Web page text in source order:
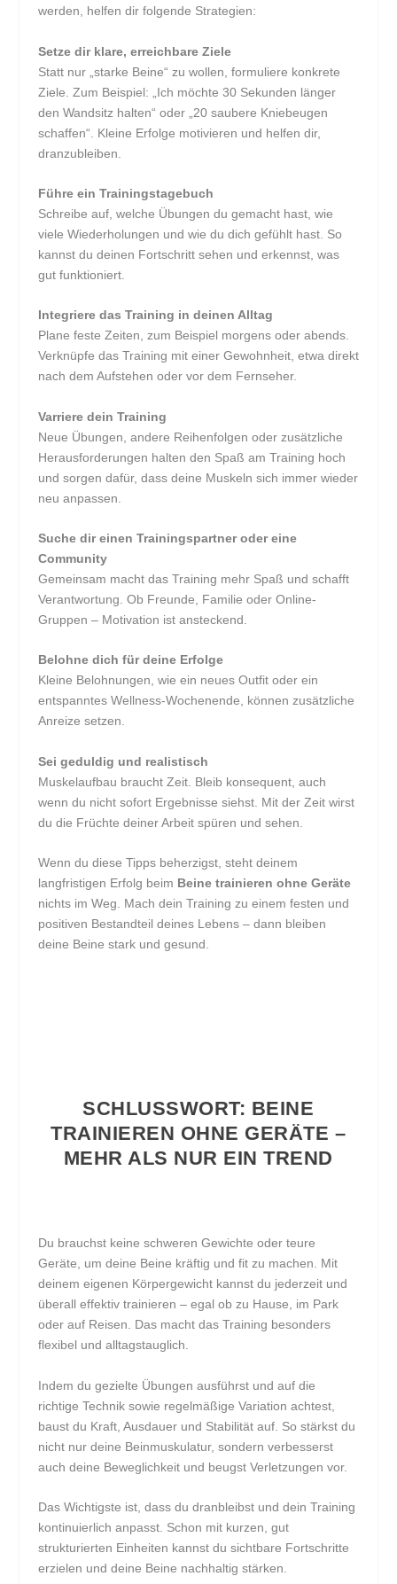
werden, helfen dir folgende Strategien:
Setze dir klare, erreichbare Ziele
Statt nur „starke Beine“ zu wollen, formuliere konkrete
Ziele. Zum Beispiel: „Ich möchte 30 Sekunden länger
den Wandsitz halten“ oder „20 saubere Kniebeugen
schaffen“. Kleine Erfolge motivieren und helfen dir,
dranzubleiben.
Führe ein Trainingstagebuch
Schreibe auf, welche Übungen du gemacht hast, wie
viele Wiederholungen und wie du dich gefühlt hast. So
kannst du deinen Fortschritt sehen und erkennst, was
gut funktioniert.
Integriere das Training in deinen Alltag
Plane feste Zeiten, zum Beispiel morgens oder abends.
Verknüpfe das Training mit einer Gewohnheit, etwa direkt
nach dem Aufstehen oder vor dem Fernseher.
Varriere dein Training
Neue Übungen, andere Reihenfolgen oder zusätzliche
Herausforderungen halten den Spaß am Training hoch
und sorgen dafür, dass deine Muskeln sich immer wieder
neu anpassen.
Suche dir einen Trainingspartner oder eine
Community
Gemeinsam macht das Training mehr Spaß und schafft
Verantwortung. Ob Freunde, Familie oder Online-
Gruppen – Motivation ist ansteckend.
Belohne dich für deine Erfolge
Kleine Belohnungen, wie ein neues Outfit oder ein
entspanntes Wellness-Wochenende, können zusätzliche
Anreize setzen.
Sei geduldig und realistisch
Muskelaufbau braucht Zeit. Bleib konsequent, auch
wenn du nicht sofort Ergebnisse siehst. Mit der Zeit wirst
du die Früchte deiner Arbeit spüren und sehen.
Wenn du diese Tipps beherzigst, steht deinem
langfristigen Erfolg beim Beine trainieren ohne Geräte
nichts im Weg. Mach dein Training zu einem festen und
positiven Bestandteil deines Lebens – dann bleiben
deine Beine stark und gesund.
SCHLUSSWORT: BEINE
TRAINIEREN OHNE GERÄTE –
MEHR ALS NUR EIN TREND
Du brauchst keine schweren Gewichte oder teure
Geräte, um deine Beine kräftig und fit zu machen. Mit
deinem eigenen Körpergewicht kannst du jederzeit und
überall effektiv trainieren – egal ob zu Hause, im Park
oder auf Reisen. Das macht das Training besonders
flexibel und alltagstauglich.
Indem du gezielte Übungen ausführst und auf die
richtige Technik sowie regelmäßige Variation achtest,
baust du Kraft, Ausdauer und Stabilität auf. So stärkst du
nicht nur deine Beinmuskulatur, sondern verbesserst
auch deine Beweglichkeit und beugst Verletzungen vor.
Das Wichtigste ist, dass du dranbleibst und dein Training
kontinuierlich anpasst. Schon mit kurzen, gut
strukturierten Einheiten kannst du sichtbare Fortschritte
erzielen und deine Beine nachhaltig stärken.